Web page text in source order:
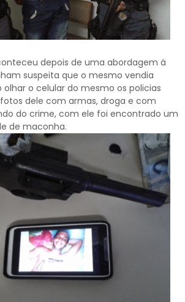
depois de uma abordagem á
suspeita que o mesmo vendia
olhar o celular do mesmo os policias
dele com armas, droga e com
do crime, com ele foi encontrado um
de maconha.